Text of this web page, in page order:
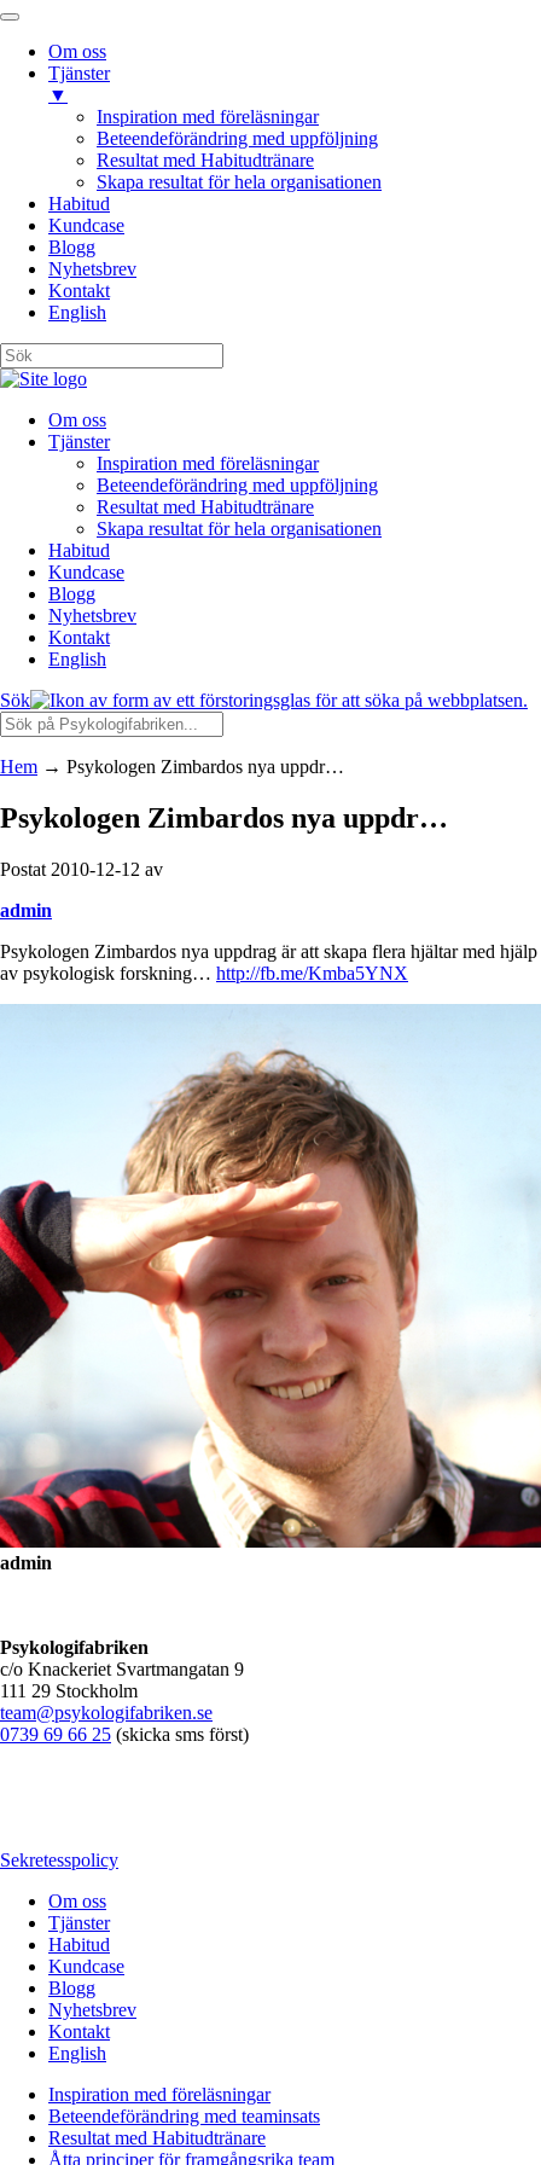
Om oss
Tjänster
▼
Inspiration med föreläsningar
Beteendeförändring med uppföljning
Resultat med Habitudtränare
Skapa resultat för hela organisationen
Habitud
Kundcase
Blogg
Nyhetsbrev
Kontakt
English
Om oss
Tjänster
Inspiration med föreläsningar
Beteendeförändring med uppföljning
Resultat med Habitudtränare
Skapa resultat för hela organisationen
Habitud
Kundcase
Blogg
Nyhetsbrev
Kontakt
English
Sök
Hem → Psykologen Zimbardos nya uppdr…
Psykologen Zimbardos nya uppdr…
Postat 2010-12-12 av
admin
Psykologen Zimbardos nya uppdrag är att skapa flera hjältar med hjälp
av psykologisk forskning… http://fb.me/Kmba5YNX
admin
Psykologifabriken
c/o Knackeriet Svartmangatan 9
111 29 Stockholm
team@psykologifabriken.se
0739 69 66 25 (skicka sms först)
Sekretesspolicy
Om oss
Tjänster
Habitud
Kundcase
Blogg
Nyhetsbrev
Kontakt
English
Inspiration med föreläsningar
Beteendeförändring med teaminsats
Resultat med Habitudtränare
Åtta principer för framgångsrika team